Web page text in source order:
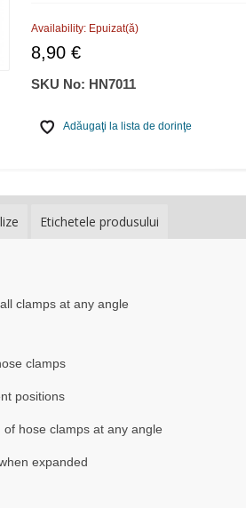
Availability: Epuizat(ă)
8,90 €
SKU No: HN7011
Adăugaţi la lista de dorinţe
Etichetele produsului
clamps at any angle
clamps
positions
hose clamps at any angle
expanded